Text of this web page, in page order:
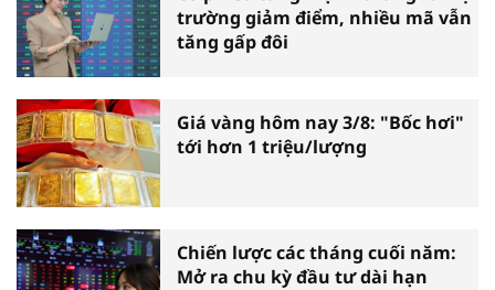
trường giảm điểm, nhiều mã vẫn
tăng gấp đôi
Giá vàng hôm nay 3/8: "Bốc hơi"
tới hơn 1 triệu/lượng
Chiến lược các tháng cuối năm:
Mở ra chu kỳ đầu tư dài hạn